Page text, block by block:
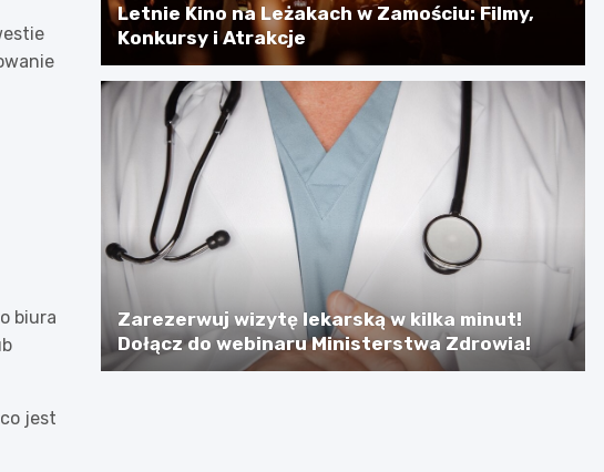
biura
jest
Letnie Kino na Leżakach w Zamościu: Filmy,
Konkursy i Atrakcje
Zarezerwuj wizytę lekarską w kilka minut!
Dołącz do webinaru Ministerstwa Zdrowia!